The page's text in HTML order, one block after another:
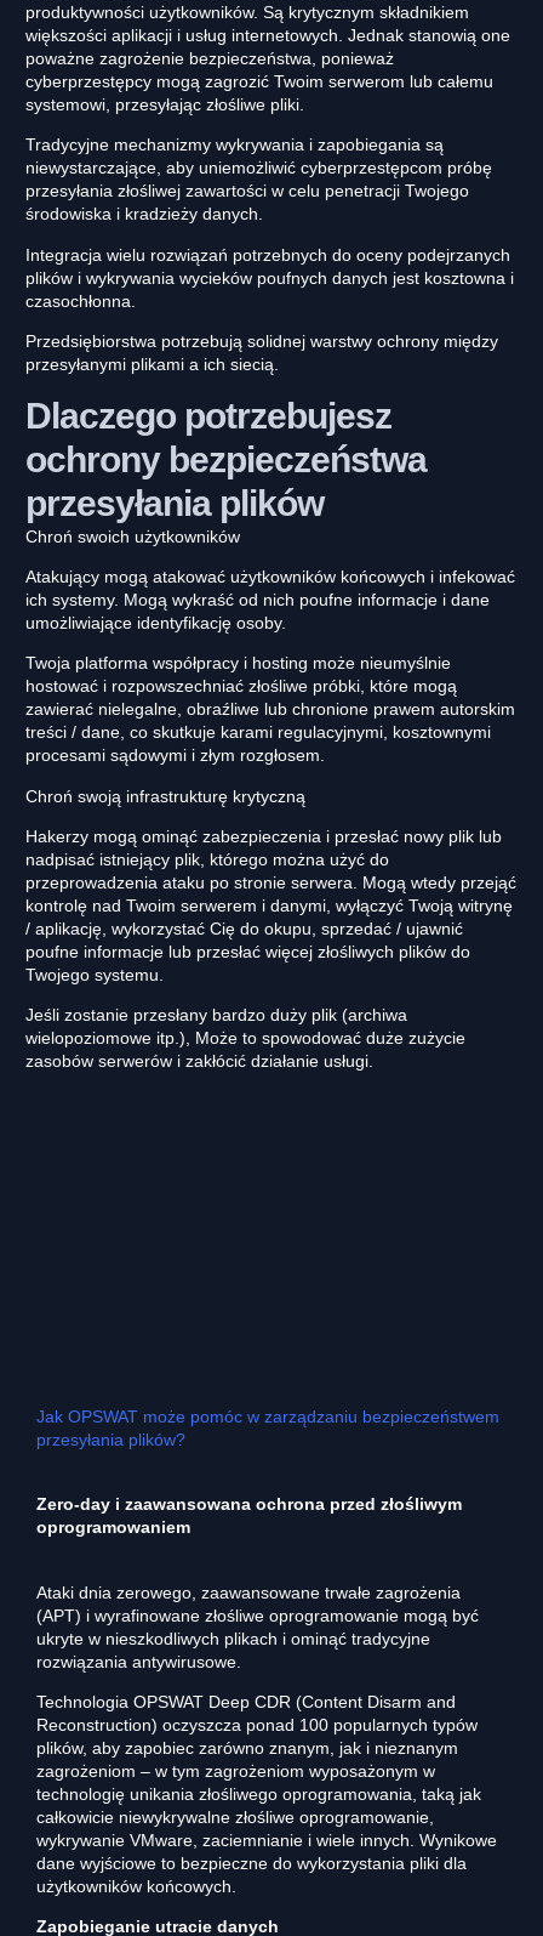
produktywności użytkowników. Są krytycznym składnikiem
większości aplikacji i usług internetowych. Jednak stanowią one
poważne zagrożenie bezpieczeństwa, ponieważ
cyberprzestępcy mogą zagrozić Twoim serwerom lub całemu
systemowi, przesyłając złośliwe pliki.
Tradycyjne mechanizmy wykrywania i zapobiegania są
niewystarczające, aby uniemożliwić cyberprzestępcom próbę
przesyłania złośliwej zawartości w celu penetracji Twojego
środowiska i kradzieży danych.
Integracja wielu rozwiązań potrzebnych do oceny podejrzanych
plików i wykrywania wycieków poufnych danych jest kosztowna i
czasochłonna.
Przedsiębiorstwa potrzebują solidnej warstwy ochrony między
przesyłanymi plikami a ich siecią.
Dlaczego potrzebujesz
ochrony bezpieczeństwa
przesyłania plików
Chroń swoich użytkowników
Atakujący mogą atakować użytkowników końcowych i infekować
ich systemy. Mogą wykraść od nich poufne informacje i dane
umożliwiające identyfikację osoby.
Twoja platforma współpracy i hosting może nieumyślnie
hostować i rozpowszechniać złośliwe próbki, które mogą
zawierać nielegalne, obraźliwe lub chronione prawem autorskim
treści / dane, co skutkuje karami regulacyjnymi, kosztownymi
procesami sądowymi i złym rozgłosem.
Chroń swoją infrastrukturę krytyczną
Hakerzy mogą ominąć zabezpieczenia i przesłać nowy plik lub
nadpisać istniejący plik, którego można użyć do
przeprowadzenia ataku po stronie serwera. Mogą wtedy przejąć
kontrolę nad Twoim serwerem i danymi, wyłączyć Twoją witrynę
/ aplikację, wykorzystać Cię do okupu, sprzedać / ujawnić
poufne informacje lub przesłać więcej złośliwych plików do
Twojego systemu.
Jeśli zostanie przesłany bardzo duży plik (archiwa
wielopoziomowe itp.), Może to spowodować duże zużycie
zasobów serwerów i zakłócić działanie usługi.
Jak OPSWAT może pomóc w zarządzaniu bezpieczeństwem
przesyłania plików?
Zero-day i zaawansowana ochrona przed złośliwym
oprogramowaniem
Ataki dnia zerowego, zaawansowane trwałe zagrożenia
(APT) i wyrafinowane złośliwe oprogramowanie mogą być
ukryte w nieszkodliwych plikach i ominąć tradycyjne
rozwiązania antywirusowe.
Technologia OPSWAT Deep CDR (Content Disarm and
Reconstruction) oczyszcza ponad 100 popularnych typów
plików, aby zapobiec zarówno znanym, jak i nieznanym
zagrożeniom – w tym zagrożeniom wyposażonym w
technologię unikania złośliwego oprogramowania, taką jak
całkowicie niewykrywalne złośliwe oprogramowanie,
wykrywanie VMware, zaciemnianie i wiele innych. Wynikowe
dane wyjściowe to bezpieczne do wykorzystania pliki dla
użytkowników końcowych.
Zapobieganie utracie danych